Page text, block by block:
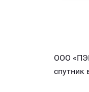
ООО
спутник